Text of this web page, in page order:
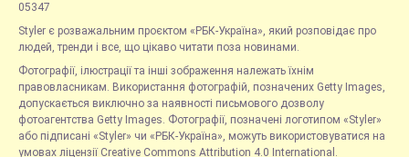
05347
Styler є розважальним проєктом «РБК-Україна», який розповідає про
людей, тренди і все, що цікаво читати поза новинами.
Фотографії, ілюстрації та інші зображення належать їхнім
правовласникам. Використання фотографій, позначених Getty Images,
допускається виключно за наявності письмового дозволу
фотоагентства Getty Images. Фотографії, позначені логотипом «Styler»
або підписані «Styler» чи «РБК-Україна», можуть використовуватися на
умовах ліцензії Creative Commons Attribution 4.0 International.